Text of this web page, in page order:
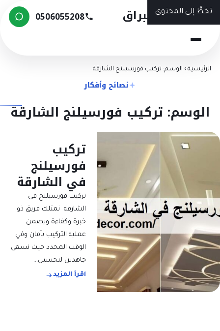
تخطَّ إلى المحتوى
شركة البراق 0506055208
الرئيسية ›الوسم: تركيب فورسيلنج الشارقة
نصائح وأفكار
الوسم: تركيب فورسيلنج الشارقة
تركيب
فورسيلنج
في الشارقة
تركيب فورسيلنج في
الشارقة نمتلك فريق ذو
خبرة وكفاءة ويضمن
عملية التركيب بأمان وفي
الوقت المحدد حيث نسعى
جاهدين لتحسين…
اقرأ المزيد